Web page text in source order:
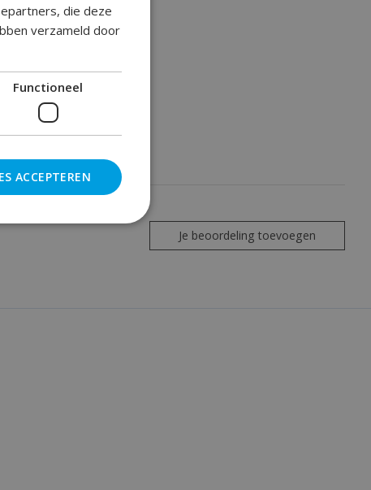
Je beoordeling toevoegen
die deze
verzameld door
Functioneel
ACCEPTEREN